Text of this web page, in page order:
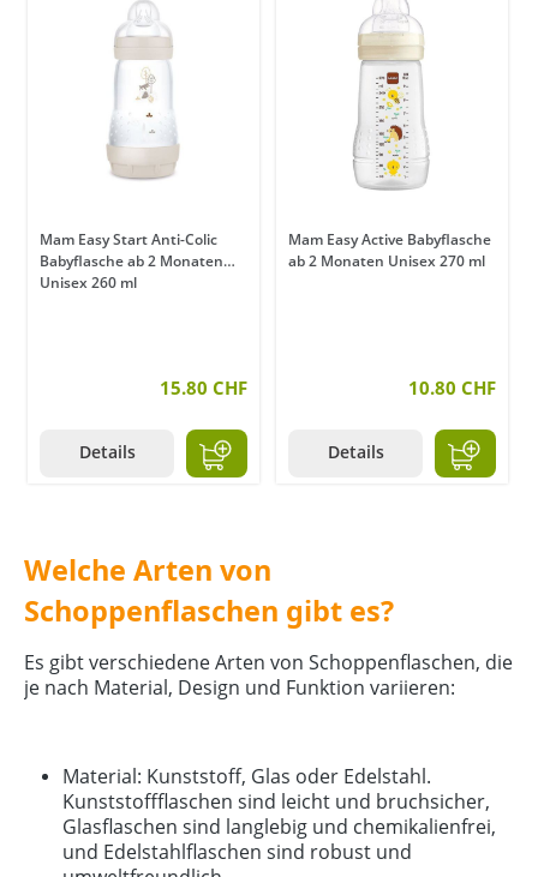
Mam Easy Start Anti-Colic
Babyflasche ab 2 Monaten
Unisex 260 ml
15.80 CHF
Details
Mam Easy Active Babyflasche
ab 2 Monaten Unisex 270 ml
10.80 CHF
Details
Welche Arten von
Schoppenflaschen gibt es?
Es gibt verschiedene Arten von Schoppenflaschen, die
je nach Material, Design und Funktion variieren:
Material: Kunststoff, Glas oder Edelstahl.
Kunststoffflaschen sind leicht und bruchsicher,
Glasflaschen sind langlebig und chemikalienfrei,
und Edelstahlflaschen sind robust und